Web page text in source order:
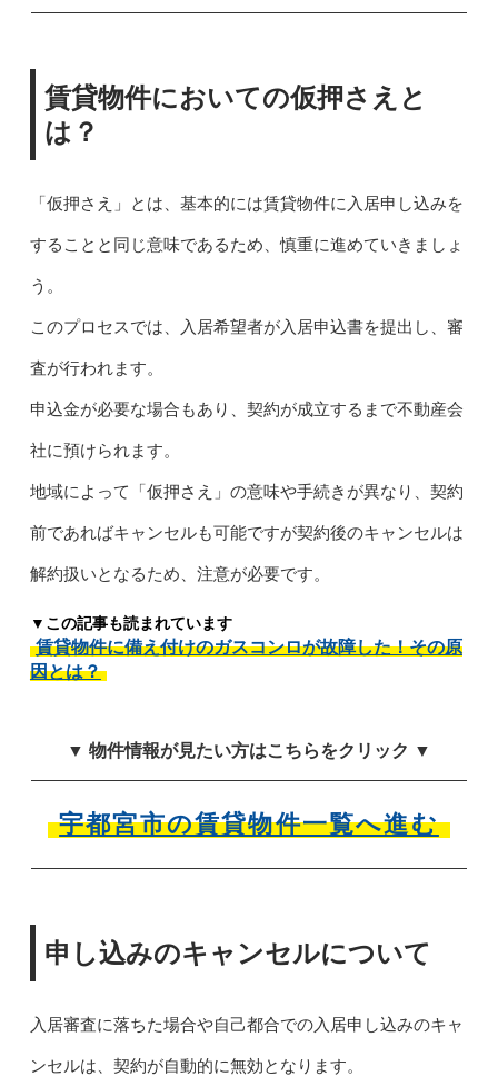
賃貸物件においての仮押さえと
は？
「仮押さえ」とは、基本的には賃貸物件に入居申し込みを
することと同じ意味であるため、慎重に進めていきましょ
う。
このプロセスでは、入居希望者が入居申込書を提出し、審
査が行われます。
申込金が必要な場合もあり、契約が成立するまで不動産会
社に預けられます。
地域によって「仮押さえ」の意味や手続きが異なり、契約
前であればキャンセルも可能ですが契約後のキャンセルは
解約扱いとなるため、注意が必要です。
▼この記事も読まれています
賃貸物件に備え付けのガスコンロが故障した！その原
因とは？
▼ 物件情報が見たい方はこちらをクリック ▼
宇都宮市の賃貸物件一覧へ進む
申し込みのキャンセルについて
入居審査に落ちた場合や自己都合での入居申し込みのキャ
ンセルは、契約が自動的に無効となります。